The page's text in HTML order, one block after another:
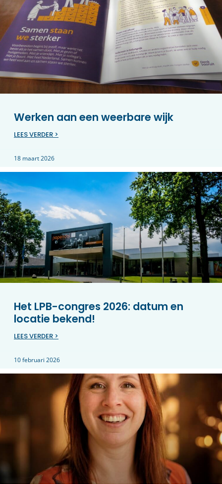
Werken aan een weerbare wijk
LEES VERDER >
18 maart 2026
Het LPB-congres 2026: datum en
locatie bekend!
LEES VERDER >
10 februari 2026